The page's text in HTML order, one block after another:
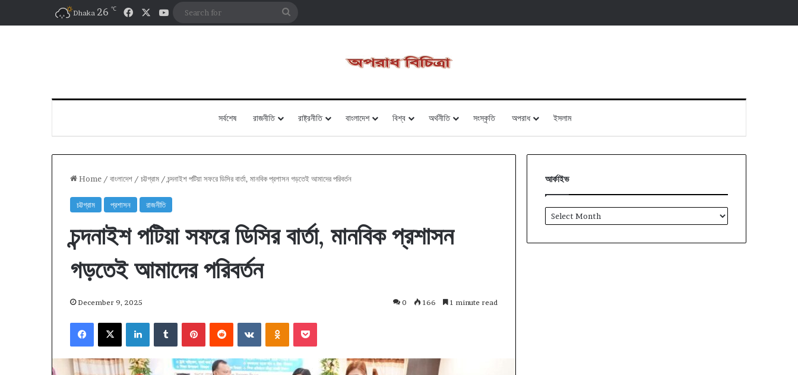
Dhaka 26 ℃ FacebookYouTube
সর্বশেষ রাজনীতি রাষ্ট্রনীতি বাংলাদেশ বিশ্ব অর্থনীতি সংস্কৃতি অপরাধ ইসলাম
Home / বাংলাদেশ / চট্টগ্রাম / চন্দনাইশ পটিয়া সফরে ডিসির বার্তা, মানবিক প্রশাসন গড়তেই আমাদের পরিবর্তন
চট্টগ্রাম প্রশাসন রাজনীতি
চন্দনাইশ পটিয়া সফরে ডিসির বার্তা, মানবিক প্রশাসন
গড়তেই আমাদের পরিবর্তন
December 9, 2025 0 166 1 minute read
Facebook
X LinkedInTumblrPinterestReddit VKontakteOdnoklassniki
Pocket
আর্কাইভ
আর্কাইভ